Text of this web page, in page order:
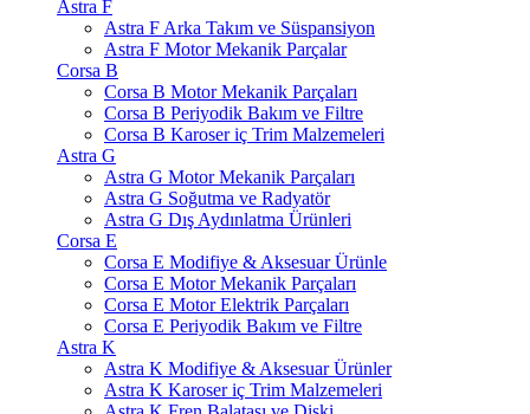
Astra F
Astra F Arka Takım ve Süspansiyon
Astra F Motor Mekanik Parçalar
Corsa B
Corsa B Motor Mekanik Parçaları
Corsa B Periyodik Bakım ve Filtre
Corsa B Karoser iç Trim Malzemeleri
Astra G
Astra G Motor Mekanik Parçaları
Astra G Soğutma ve Radyatör
Astra G Dış Aydınlatma Ürünleri
Corsa E
Corsa E Modifiye & Aksesuar Ürünle
Corsa E Motor Mekanik Parçaları
Corsa E Motor Elektrik Parçaları
Corsa E Periyodik Bakım ve Filtre
Astra K
Astra K Modifiye & Aksesuar Ürünler
Astra K Karoser iç Trim Malzemeleri